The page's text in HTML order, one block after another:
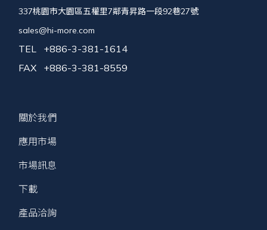
337桃園市大園區五權里7鄰青昇路一段92巷27號
sales@hi-more.com
TEL
+886-3-381-1614
FAX
+886-3-381-8559
關於我們
應用市場
市場訊息
下載
產品洽詢